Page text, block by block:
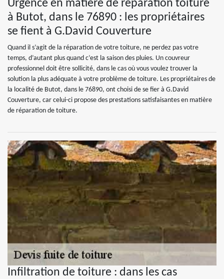
Urgence en matière de réparation toiture
à Butot, dans le 76890 : les propriétaires
se fient à G.David Couverture
Quand il s’agit de la réparation de votre toiture, ne perdez pas votre
temps, d’autant plus quand c’est la saison des pluies. Un couvreur
professionnel doit être sollicité, dans le cas où vous voulez trouver la
solution la plus adéquate à votre problème de toiture. Les propriétaires de
la localité de Butot, dans le 76890, ont choisi de se fier à G.David
Couverture, car celui-ci propose des prestations satisfaisantes en matière
de réparation de toiture.
Infiltration de toiture : dans les cas